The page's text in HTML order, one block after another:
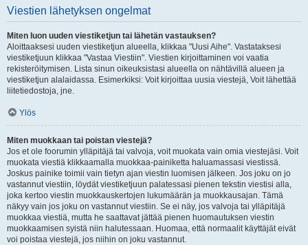
Viestien lähetyksen ongelmat
Miten luon uuden viestiketjun tai lähetän vastauksen?
Aloittaaksesi uuden viestiketjun alueella, klikkaa "Uusi Aihe". Vastataksesi
viestiketjuun klikkaa "Vastaa Viestiin". Viestien kirjoittaminen voi vaatia
rekisteröitymisen. Lista sinun oikeuksistasi alueella on nähtävillä alueen ja
viestiketjun alalaidassa. Esimerkiksi: Voit kirjoittaa uusia viestejä, Voit lähettää
liitetiedostoja, jne.
Ylös
Miten muokkaan tai poistan viestejä?
Jos et ole foorumin ylläpitäjä tai valvoja, voit muokata vain omia viestejäsi. Voit
muokata viestiä klikkaamalla muokkaa-painiketta haluamassasi viestissä.
Joskus painike toimii vain tietyn ajan viestin luomisen jälkeen. Jos joku on jo
vastannut viestiin, löydät viestiketjuun palatessasi pienen tekstin viestisi alla,
joka kertoo viestin muokkauskertojen lukumäärän ja muokkausajan. Tämä
näkyy vain jos joku on vastannut viestiin. Se ei näy, jos valvoja tai ylläpitäjä
muokkaa viestiä, mutta he saattavat jättää pienen huomautuksen viestin
muokkaamisen syistä niin halutessaan. Huomaa, että normaalit käyttäjät eivät
voi poistaa viestejä, jos niihin on joku vastannut.